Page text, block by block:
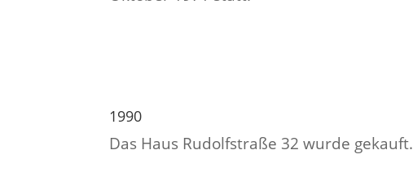
1990
Das Haus Rudolfstraße 32 wurde gekauft.